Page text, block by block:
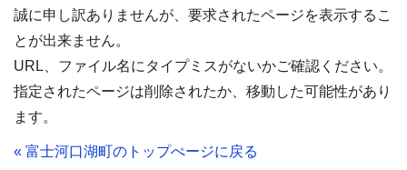
誠に申し訳ありませんが、要求されたページを表示するこ
とが出来ません。
URL、ファイル名にタイプミスがないかご確認ください。
指定されたページは削除されたか、移動した可能性があり
ます。
« 富士河口湖町のトップぺージに戻る